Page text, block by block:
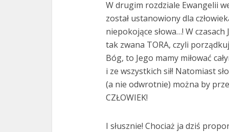
W drugim rozdziale Ewangelii
został ustanowiony dla
niepokojące słowa…! W
tak zwana TORA, czyli
Bóg, to Jego mamy miłować
i ze wszystkich sił! Natomiast
(a nie odwrotnie) można by
CZŁOWIEK!
I słusznie! Chociaż ja dziś